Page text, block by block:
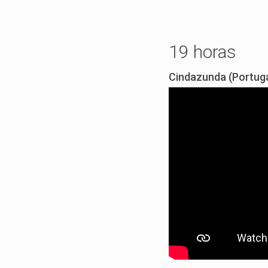
19 horas
Cindazunda